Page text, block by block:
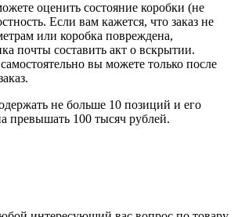
оценить состояние коробки (не
Если вам кажется, что заказ не
или коробка повреждена,
почты составить акт о вскрытии.
вы можете только после
не больше 10 позиций и его
превышать 100 тысяч рублей.